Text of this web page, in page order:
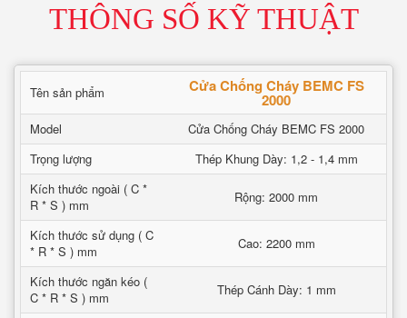
THÔNG SỐ KỸ THUẬT
Tên sản phẩm Cửa Chống Cháy BEMC FS
2000
Model
Cửa Chống Cháy BEMC FS 2000
Trọng lượng
Thép Khung Dày: 1,2 - 1,4 mm
Kích thước ngoài ( C *
R * S ) mm
Rộng: 2000 mm
Kích thước sử dụng ( C
* R * S ) mm
Cao: 2200 mm
Kích thước ngăn kéo (
C * R * S ) mm
Thép Cánh Dày: 1 mm